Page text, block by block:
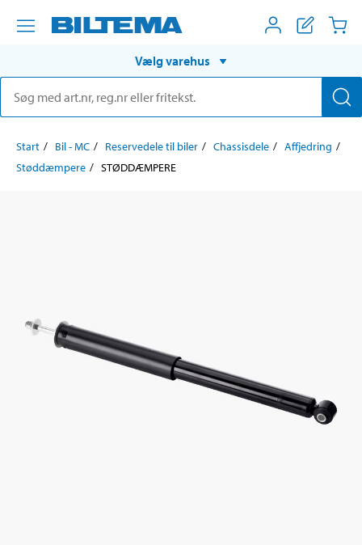
Vælg varehus
Start Bil - MC Reservedele til biler Chassisdele
Affjedring
Støddæmpere
STØDDÆMPERE